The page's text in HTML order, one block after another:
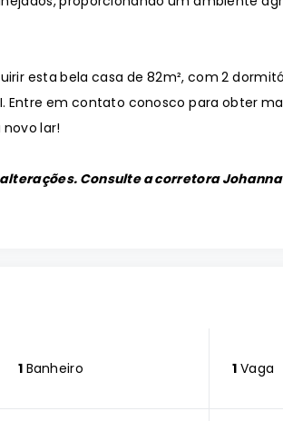
esta bela casa de 82m², com 2
Entre em contato conosco para obter
lar!
Consulte a corretora Johanna
1Banheiro 1 Vaga